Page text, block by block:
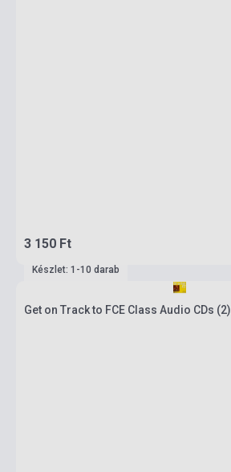
3 150 Ft
Készlet: 1-10 darab
Get on Track to FCE Class Audio CDs (2)